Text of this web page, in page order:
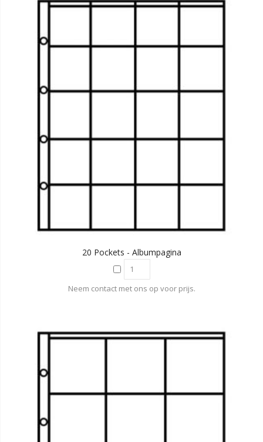
20 Pockets - Albumpagina
Neem contact met ons op voor prijs.